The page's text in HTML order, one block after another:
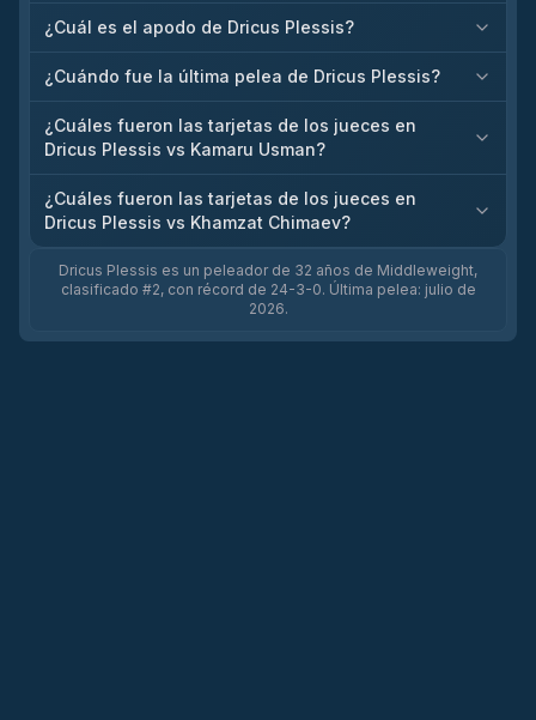
¿Cuál es el apodo de Dricus Plessis?
¿Cuándo fue la última pelea de Dricus Plessis?
¿Cuáles fueron las tarjetas de los jueces en
Dricus Plessis vs Kamaru Usman?
¿Cuáles fueron las tarjetas de los jueces en
Dricus Plessis vs Khamzat Chimaev?
Dricus Plessis es un peleador de 32 años de Middleweight,
clasificado #2, con récord de 24-3-0. Última pelea: julio de
2026.